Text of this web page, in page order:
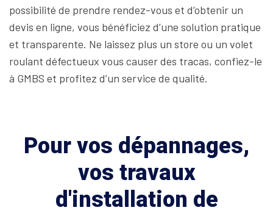
possibilité de prendre rendez-vous et d’obtenir un
devis en ligne, vous bénéficiez d’une solution pratique
et transparente. Ne laissez plus un store ou un volet
roulant défectueux vous causer des tracas, confiez-le
à GMBS et profitez d’un service de qualité.
Pour vos dépannages,
vos travaux
d'installation de